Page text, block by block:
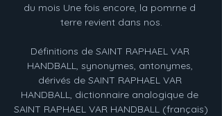
du mois Une fois encore, la pomrne d
terre revient dans nos.
Définitions de SAINT RAPHAEL VAR
HANDBALL, synonymes, antonymes,
dérivés de SAINT RAPHAEL VAR
HANDBALL, dictionnaire analogique de
SAINT RAPHAEL VAR HANDBALL (français)